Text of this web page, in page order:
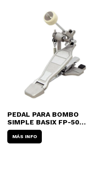
PEDAL PARA BOMBO
SIMPLE BASIX FP-50
JUNIOR (NIÑO)
MÁS INFO